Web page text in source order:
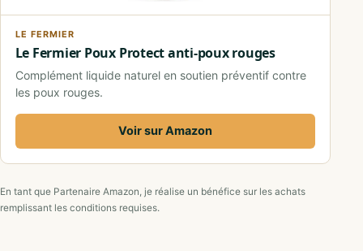
LE FERMIER
Le Fermier Poux Protect anti-poux rouges
Complément liquide naturel en soutien préventif contre
les poux rouges.
Voir sur Amazon
En tant que Partenaire Amazon, je réalise un bénéfice sur les achats
remplissant les conditions requises.